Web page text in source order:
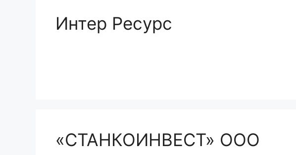
Интер Ресурс
«СТАНКОИНВЕСТ» ООО